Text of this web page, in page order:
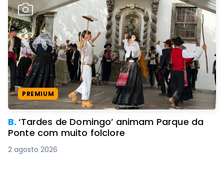
PREMIUM
B.‘Tardes de Domingo’ animam Parque da
Ponte com muito folclore
2 agosto 2026